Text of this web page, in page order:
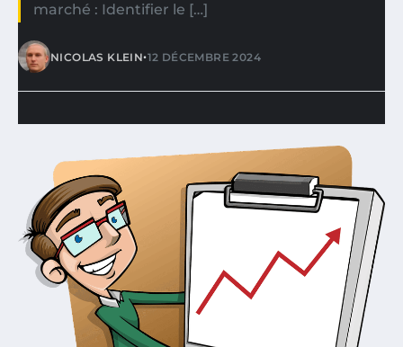
marché : Identifier le […]
NICOLAS KLEIN•12 DÉCEMBRE 2024